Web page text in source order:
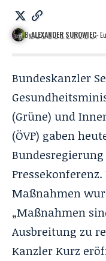
ByALEXANDER SUROWIEC-
Bundeskanzler
(Grüne) und
(ÖVP) gaben
Maßnahmen
„Maßnahmen
Ausbreitung zu
Kanzler Kurz